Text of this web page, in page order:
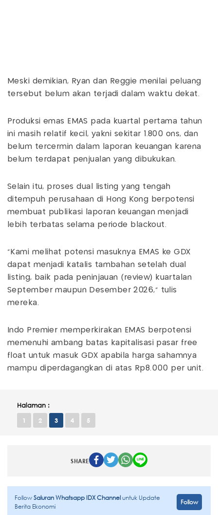
Meski demikian, Ryan dan Reggie menilai peluang
tersebut belum akan terjadi dalam waktu dekat.
Produksi emas EMAS pada kuartal pertama tahun
ini masih relatif kecil, yakni sekitar 1.800 ons, dan
belum tercermin dalam laporan keuangan karena
belum terdapat penjualan yang dibukukan.
Selain itu, proses dual listing yang tengah
ditempuh perusahaan di Hong Kong berpotensi
membuat publikasi laporan keuangan menjadi
lebih terbatas selama periode blackout.
"Kami melihat potensi masuknya EMAS ke GDX
dapat menjadi katalis tambahan setelah dual
listing, baik pada peninjauan (review) kuartalan
September maupun Desember 2026," tulis
mereka.
Indo Premier memperkirakan EMAS berpotensi
memenuhi ambang batas kapitalisasi pasar free
float untuk masuk GDX apabila harga sahamnya
mampu diperdagangkan di atas Rp8.000 per unit.
Halaman :
1 2 3 4 5
SHARE
FollowSaluran Whatsapp IDX Channeluntuk Update
Berita Ekonomi
Follow